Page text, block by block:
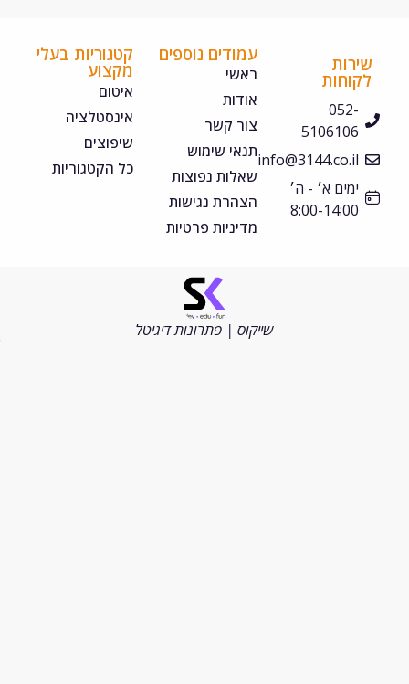
052-
5106106
info@3144.co.il
ימים א׳ - ה׳
8:00-14:00
עמודים נוספים
צור קשר
תנאי שימוש
שאלות נפוצות
הצהרת נגישות
מדיניות פרטיות
קטגוריות בעלי
אינסטלציה
שיפוצים
כל הקטגוריות
שייקוס | פתרונות דיגיטל
שמורות